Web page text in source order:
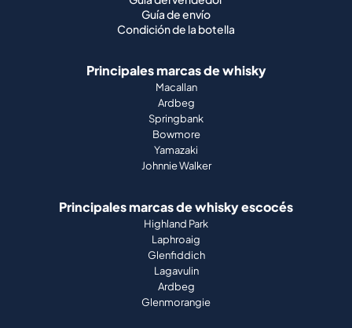
Guía de envío
Condición de la botella
Principales marcas de whisky
Macallan
Ardbeg
Springbank
Bowmore
Yamazaki
Johnnie Walker
Principales marcas de whisky escocés
Highland Park
Laphroaig
Glenfiddich
Lagavulin
Ardbeg
Glenmorangie